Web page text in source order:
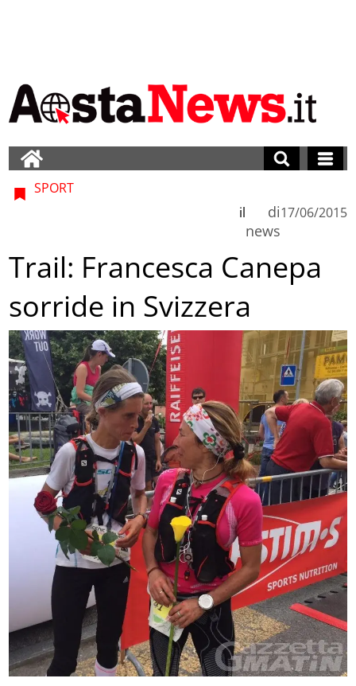
SPORT
di
news
il 17/06/2015
Trail: Francesca Canepa
sorride in Svizzera